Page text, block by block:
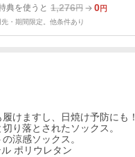
典を使うと 1,276円 0円
・期間限定。他条件あり
けますし、日焼け予防にも！
り落とされたソックス。
涼感ソックス。
ポリウレタン